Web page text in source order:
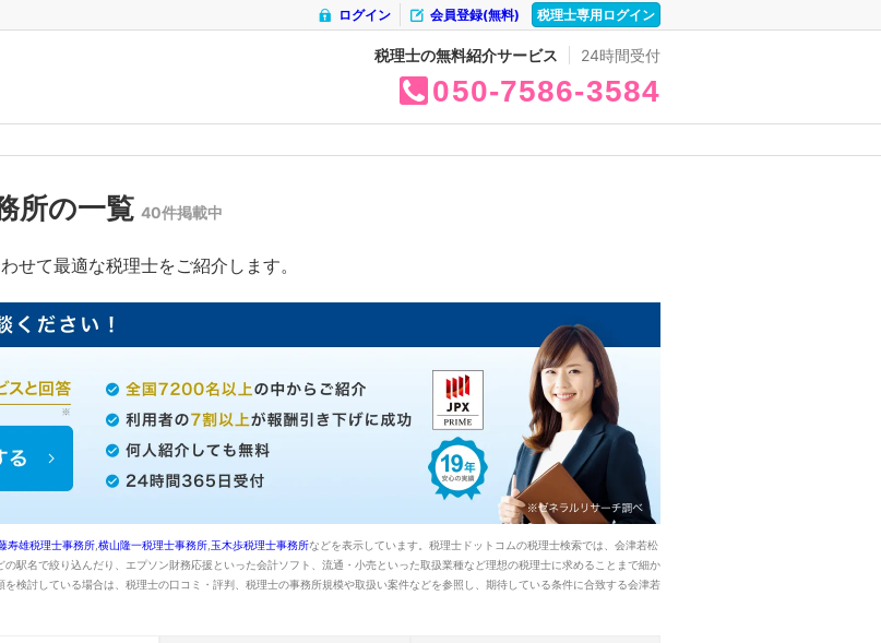
税理士専用ログイン
会員登録(無料)
ログイン
税理士の無料紹介サービス 24時間受付
050 7586 3584
所の一覧 40件掲載中
せて最適な税理士をご紹介します。
寿雄税理士事務所 横山隆一税理士事務所 玉木歩税理士事務所などを表示しています。税理士ドットコムの税理士検索では、会津若松
の駅名で絞り込んだり、エプソン財務応援といった会計ソフト、流通・小売といった取扱業種など理想の税理士に求めることまで細か
検討している場合は、税理士の口コミ・評判、税理士の事務所規模や取扱い案件などを参照し、期待している条件に合致する会津若